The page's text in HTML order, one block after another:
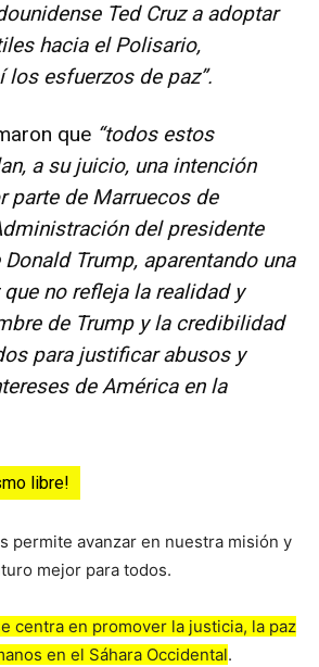
Ted Cruz a adoptar
hacia el Polisario,
los esfuerzos de paz”.
que “todos estos
a su juicio, una intención
parte de Marruecos de
del presidente
Trump, aparentando una
no refleja la realidad y
de Trump y la credibilidad
para justificar abusos y
de América en la
libre!
permite avanzar en nuestra misión y
mejor para todos.
centra en promover la justicia, la paz
en el Sáhara Occidental.